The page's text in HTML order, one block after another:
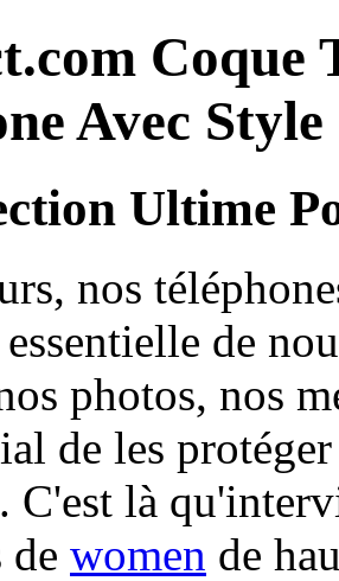
Coque
Avec Style
Ultime
nos
de
photos, nos
de les
C'est là
de women de